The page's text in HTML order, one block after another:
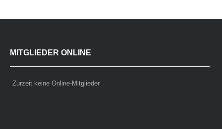
MITGLIEDER ONLINE
Zurzeit keine Online-Mitglieder